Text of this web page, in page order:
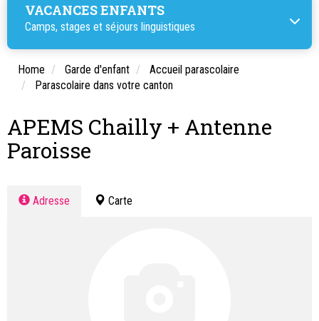
VACANCES ENFANTS
Camps, stages et séjours linguistiques
Home Garde d'enfant
Accueil parascolaire
Parascolaire dans votre canton
APEMS Chailly + Antenne
Paroisse
Adresse Carte